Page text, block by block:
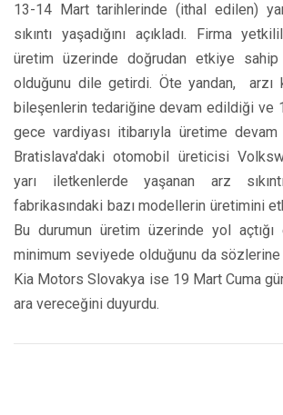
13-14 Mart tarihlerinde (ithal edilen)
sıkıntı yaşadığını açıkladı. Firma
üretim üzerinde doğrudan etkiye
olduğunu dile getirdi. Öte yandan, arzı
bileşenlerin tedariğine devam edildiği ve
gece vardiyası itibarıyla üretime
Bratislava'daki otomobil üreticisi
yarı iletkenlerde yaşanan arz
fabrikasındaki bazı modellerin üretimini
Bu durumun üretim üzerinde yol
minimum seviyede olduğunu da
Kia Motors Slovakya ise 19 Mart Cuma
ara vereceğini duyurdu.